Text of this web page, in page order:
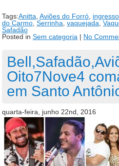
Tags:Anitta, Aviões do Forró,
do Carmo, Serrinha, vaquejada,
Safadão
Posted in Sem categoria | No
Oito7Nove4
em Santo
quarta-feira, junho 22nd, 2016